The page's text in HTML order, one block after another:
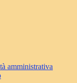
amministrativa